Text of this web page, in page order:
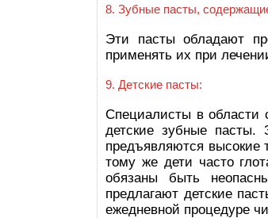
8. Зубные пасты,
Эти пасты обладают
применять их при
9. Детские пасты:
Специалисты в области
детские зубные пасты.
предъявляются высокие
тому же дети часто
обязаны быть
предлагают детские
ежедневной процедуре